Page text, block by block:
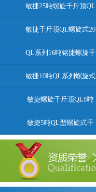
敏捷25吨螺旋千斤顶QL
敏捷千斤顶QL螺旋式20
QL系列16吨铭捷螺旋千
敏捷10吨QL系列螺旋式
敏捷螺旋千斤顶QL8吨
敏捷5吨QL型螺旋式千